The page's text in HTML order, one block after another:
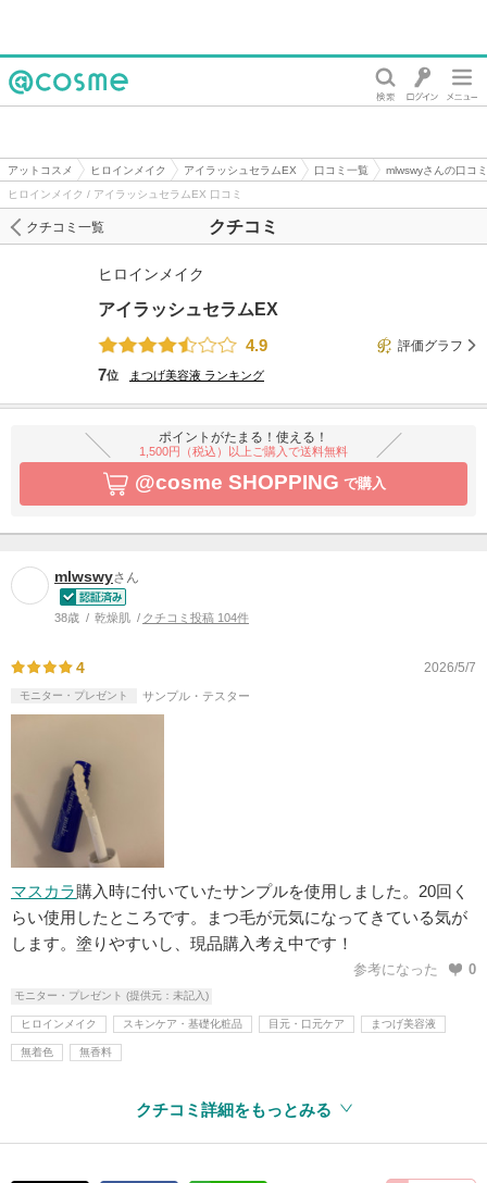
アットコスメ ヒロインメイク アイラッシュセラムEX 口コミ一覧
mlwswyさんの口コミ
ヒロインメイク / アイラッシュセラムEX 口コミ
クチコミ
クチコミ一覧
ヒロインメイク
アイラッシュセラムEX
4.9
評価グラフ
7位 まつげ美容液 ランキング
ポイントがたまる！使える！
1,500円（税込）以上ご購入で送料無料
@cosme SHOPPING で購入
mlwswyさん
38歳 乾燥肌 クチコミ投稿 104件
4 2026/5/7
モニター・プレゼント サンプル・テスター
マスカラ購入時に付いていたサンプルを使用しました。20回く
らい使用したところです。まつ毛が元気になってきている気が
します。塗りやすいし、現品購入考え中です！
参考になった 0
モニター・プレゼント (提供元：未記入)
ヒロインメイク スキンケア・基礎化粧品 目元・口元ケア まつげ美容液
無着色 無香料
クチコミ詳細をもっとみる